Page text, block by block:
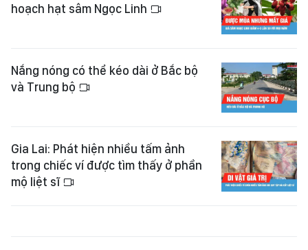
hoạch hạt sâm Ngọc Linh
Nắng nóng có thể kéo dài ở Bắc bộ
và Trung bộ
Gia Lai: Phát hiện nhiều tấm ảnh
trong chiếc ví được tìm thấy ở phần
mộ liệt sĩ